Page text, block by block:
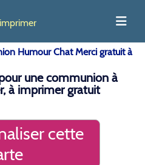
Humour Chat Merci gratuit à
une communion à
à imprimer gratuit
cette